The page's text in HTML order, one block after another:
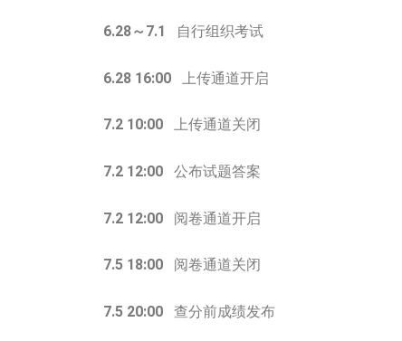
6.28～7.1 自行组织考试
6.28 16:00 上传通道开启
7.2 10:00 上传通道关闭
7.2 12:00 公布试题答案
7.2 12:00 阅卷通道开启
7.5 18:00 阅卷通道关闭
7.5 20:00 查分前成绩发布